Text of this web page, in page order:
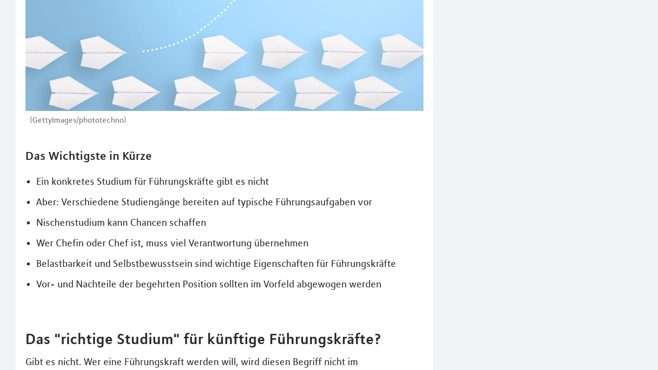
(GettyImages/phototechno)
Das Wichtigste in Kürze
Ein konkretes Studium für Führungskräfte gibt es nicht
Aber: Verschiedene Studiengänge bereiten auf typische Führungsaufgaben vor
Nischenstudium kann Chancen schaffen
Wer Chefin oder Chef ist, muss viel Verantwortung übernehmen
Belastbarkeit und Selbstbewusstsein sind wichtige Eigenschaften für Führungskräfte
Vor- und Nachteile der begehrten Position sollten im Vorfeld abgewogen werden
Das "richtige Studium" für künftige Führungskräfte?
Gibt es nicht. Wer eine Führungskraft werden will, wird diesen Begriff nicht im